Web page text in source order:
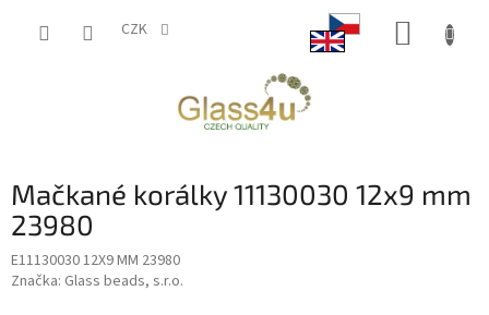
CZK
Mačkané korálky 11130030 12x9 mm
23980
E11130030 12X9 MM 23980
Značka: Glass beads, s.r.o.